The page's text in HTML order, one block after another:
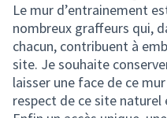
Le mur d’entrainement
nombreux graffeurs qui,
chacun, contribuent à
site. Je souhaite
laisser une face de ce
respect de ce site